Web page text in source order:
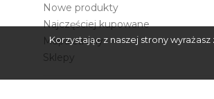
Nowe produkty
Najczęściej kupowane
Mapa strony
Sklepy
Korzystając z naszej strony